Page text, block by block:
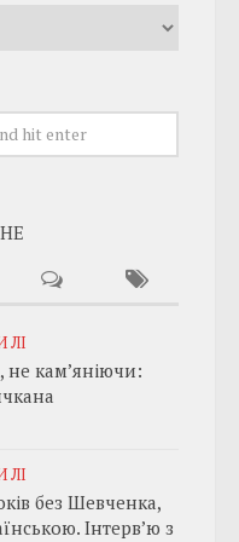
ЛІ
не кам’яніючи:
ЛІ
без Шевченка,
Інтерв’ю з